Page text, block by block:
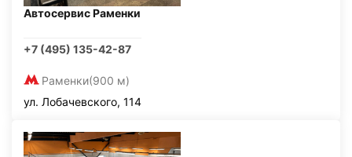
Автосервис Раменки
+7 (495) 135-42-87
Раменки(900 м)
ул. Лобачевского, 114